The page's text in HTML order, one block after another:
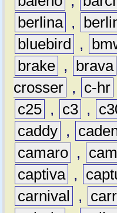
berlina ,
bluebird
,
brake , brava
crosser , c-hr
c25 , c3 ,
caddy ,
camaro ,
captiva ,
carnival
,